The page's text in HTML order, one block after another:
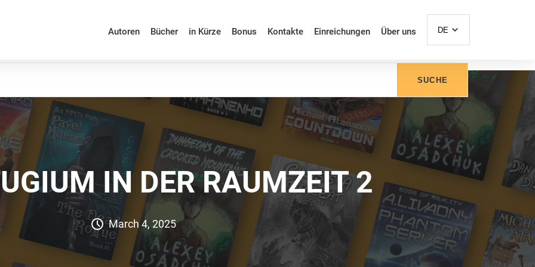
Autoren Bücher in Kürze Bonus Kontakte Einreichungen Über uns DE
SUCHE
IN DER RAUMZEIT 2
March 4, 2025